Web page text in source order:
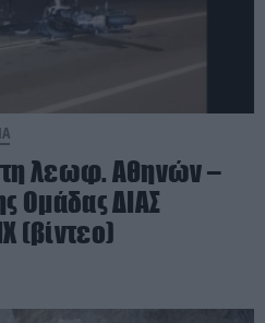
λεωφ. Αθηνών –
Ομάδας ΔΙΑΣ
(βίντεο)